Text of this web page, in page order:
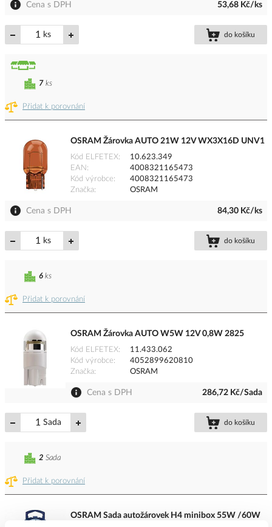
Cena s DPH 53,68 Kč/ks
ks do košíku
Přidat k porovnání
7 ks
OSRAM Žárovka AUTO 21W 12V WX3X16D UNV1
Kód ELFETEX
10.623.349
EAN
4008321165473
Kód výrobce
4008321165473
Značka
OSRAM
Cena s DPH 84,30 Kč/ks
ks do košíku
Přidat k porovnání
6 ks
OSRAM Žárovka AUTO W5W 12V 0,8W 2825
Kód ELFETEX
11.433.062
Kód výrobce
4052899620810
Značka
OSRAM
Cena s DPH 286,72 Kč/Sada
Sada do košíku
Přidat k porovnání
2 Sada
OSRAM Sada autožárovek H4 minibox 55W /60W